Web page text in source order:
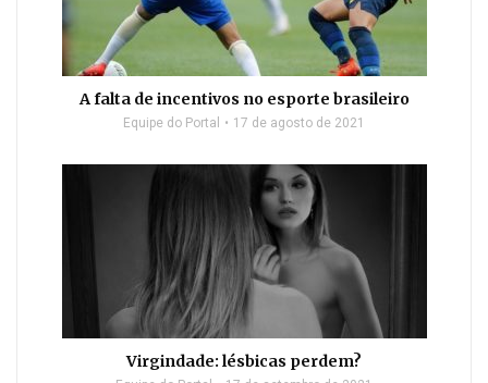
A falta de incentivos no esporte brasileiro
Equipe do Portal 17 de agosto de 2021
Virgindade: lésbicas perdem?